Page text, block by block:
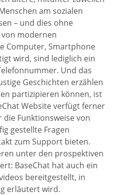
am sozialen
– und dies ohne
modernen
Computer, Smartphone
wird, sind lediglich ein
Und das
Geschichten erzählen
partizipieren können, ist
Website verfügt ferner
Funktionsweise von
gestellte Fragen
zum Support bieten.
unter den prospektiven
BaseChat hat auch ein
bereitgestellt, in
erläutert wird.